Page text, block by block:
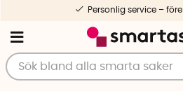
Personlig service –